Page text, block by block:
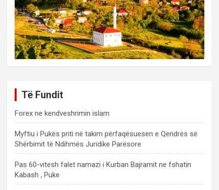
Të Fundit
Forex ne kendveshrimin islam
Myftiu i Pukës priti në takim përfaqësuesen e Qendrës së
Shërbimit të Ndihmës Juridike Parësore
Pas 60-vitesh falet namazi i Kurban Bajramit ne fshatin
Kabash , Puke